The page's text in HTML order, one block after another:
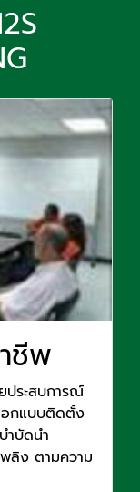
ชีพ
ประสบการณ์
อกแบบติดตั้ง
ำบัดนำ
พลิง ตามความ